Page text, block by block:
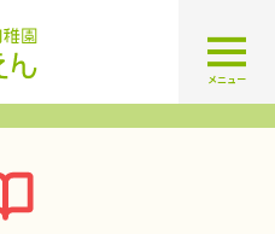
認定こども園 学校法人久米幼
メニュー